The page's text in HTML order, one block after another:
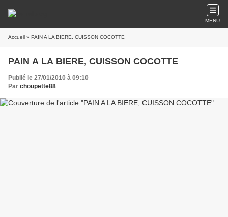
MENU
Accueil » PAIN A LA BIERE, CUISSON COCOTTE
PAIN A LA BIERE, CUISSON COCOTTE
Publié le 27/01/2010 à 09:10
Par choupette88